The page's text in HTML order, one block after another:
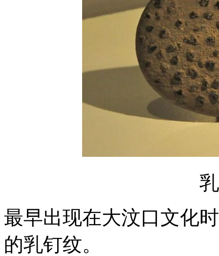
最早出现在大汶口文化
的乳钉纹。